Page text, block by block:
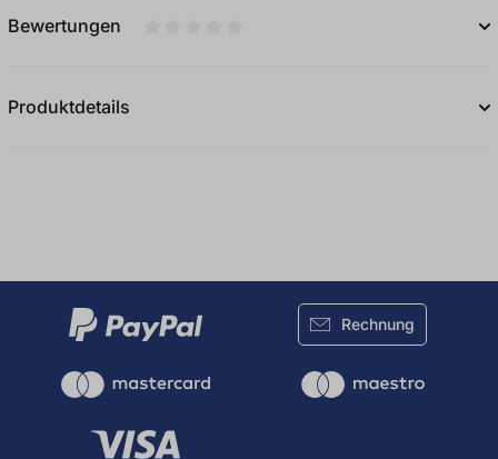
Bewertungen
Produktdetails
Rechnung